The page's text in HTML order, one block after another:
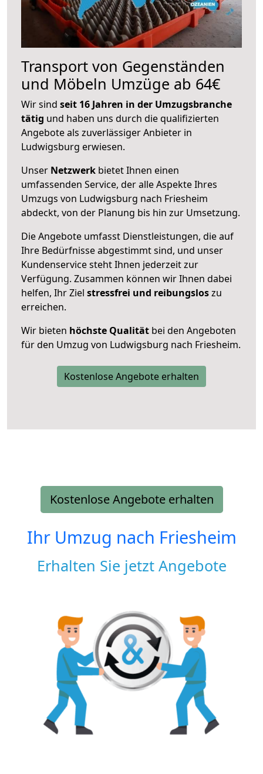
Transport von Gegenständen
und Möbeln Umzüge ab 64€
Wir sind seit 16 Jahren in der Umzugsbranche
tätig und haben uns durch die qualifizierten
Angebote als zuverlässiger Anbieter in
Ludwigsburg erwiesen.
Unser Netzwerk bietet Ihnen einen
umfassenden Service, der alle Aspekte Ihres
Umzugs von Ludwigsburg nach Friesheim
abdeckt, von der Planung bis hin zur Umsetzung.
Die Angebote umfasst Dienstleistungen, die auf
Ihre Bedürfnisse abgestimmt sind, und unser
Kundenservice steht Ihnen jederzeit zur
Verfügung. Zusammen können wir Ihnen dabei
helfen, Ihr Ziel stressfrei und reibungsloszu
erreichen.
Wir bieten höchste Qualität bei den Angeboten
für den Umzug von Ludwigsburg nach Friesheim.
Kostenlose Angebote erhalten
Kostenlose Angebote erhalten
Ihr Umzug nach Friesheim
Erhalten Sie jetzt Angebote